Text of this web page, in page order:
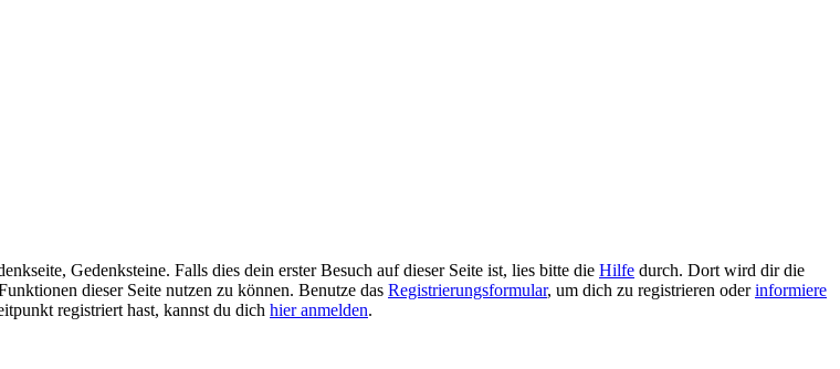
Gedenksteine. Falls dies dein erster Besuch auf dieser Seite ist, lies bitte die Hilfe durch. Dort wird dir die
dieser Seite nutzen zu können. Benutze das Registrierungsformular, um dich zu registrieren oderinformiere
registriert hast, kannst du dich hier anmelden.